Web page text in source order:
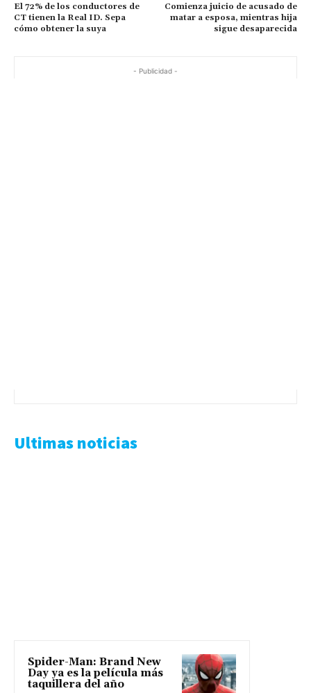
El 72% de los conductores de
CT tienen la Real ID. Sepa
cómo obtener la suya
Comienza juicio de acusado de
matar a esposa, mientras hija
sigue desaparecida
- Publicidad -
Ultimas noticias
Spider-Man: Brand New
Day ya es la película más
taquillera del año